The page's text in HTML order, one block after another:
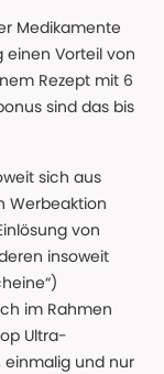
Medikamente
Vorteil von
Rezept mit 6
sind das bis
sich aus
Werbeaktion
von
insoweit
im Rahmen
Ultra-
einmalig und nur